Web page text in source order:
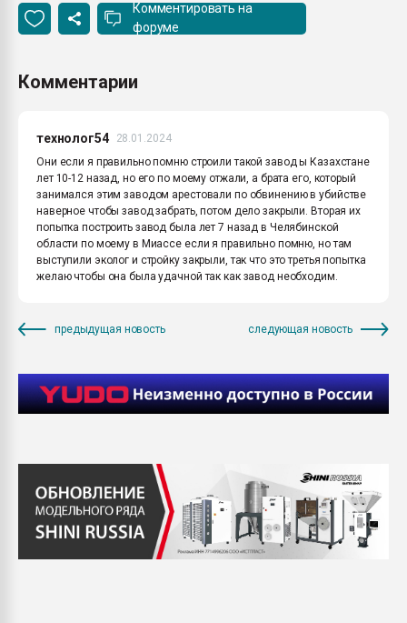
Комментировать на
форуме
Комментарии
технолог54
28.01.2024
Они если я правильно помню строили такой завод ы Казахстане
лет 10-12 назад, но его по моему отжали, а брата его, который
занимался этим заводом арестовали по обвинению в убийстве
наверное чтобы завод забрать, потом дело закрыли. Вторая их
попытка построить завод была лет 7 назад в Челябинской
области по моему в Миассе если я правильно помню, но там
выступили эколог и стройку закрыли, так что это третья попытка
желаю чтобы она была удачной так как завод необходим.
предыдущая новость следующая новость